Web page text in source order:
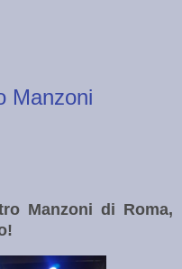
Manzoni
Manzoni di Roma,